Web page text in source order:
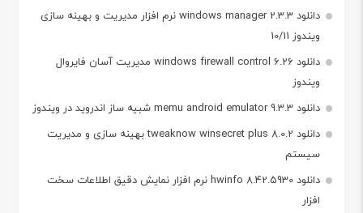
دانلود windows manager 2.3.3 نرم افزار مدیریت و بهینه سازی
ویندوز 10/11
دانلود windows firewall control 6.26 مدیریت آسان فایروال
ویندوز
دانلود memu android emulator 9.3.3 شبیه ساز اندروید در ویندوز
دانلود tweaknow winsecret plus 8.0.2 بهینه سازی و مدیریت
سیستم
دانلود hwinfo 8.42.5930 نرم افزار نمایش دقیق اطلاعات سخت
افزار